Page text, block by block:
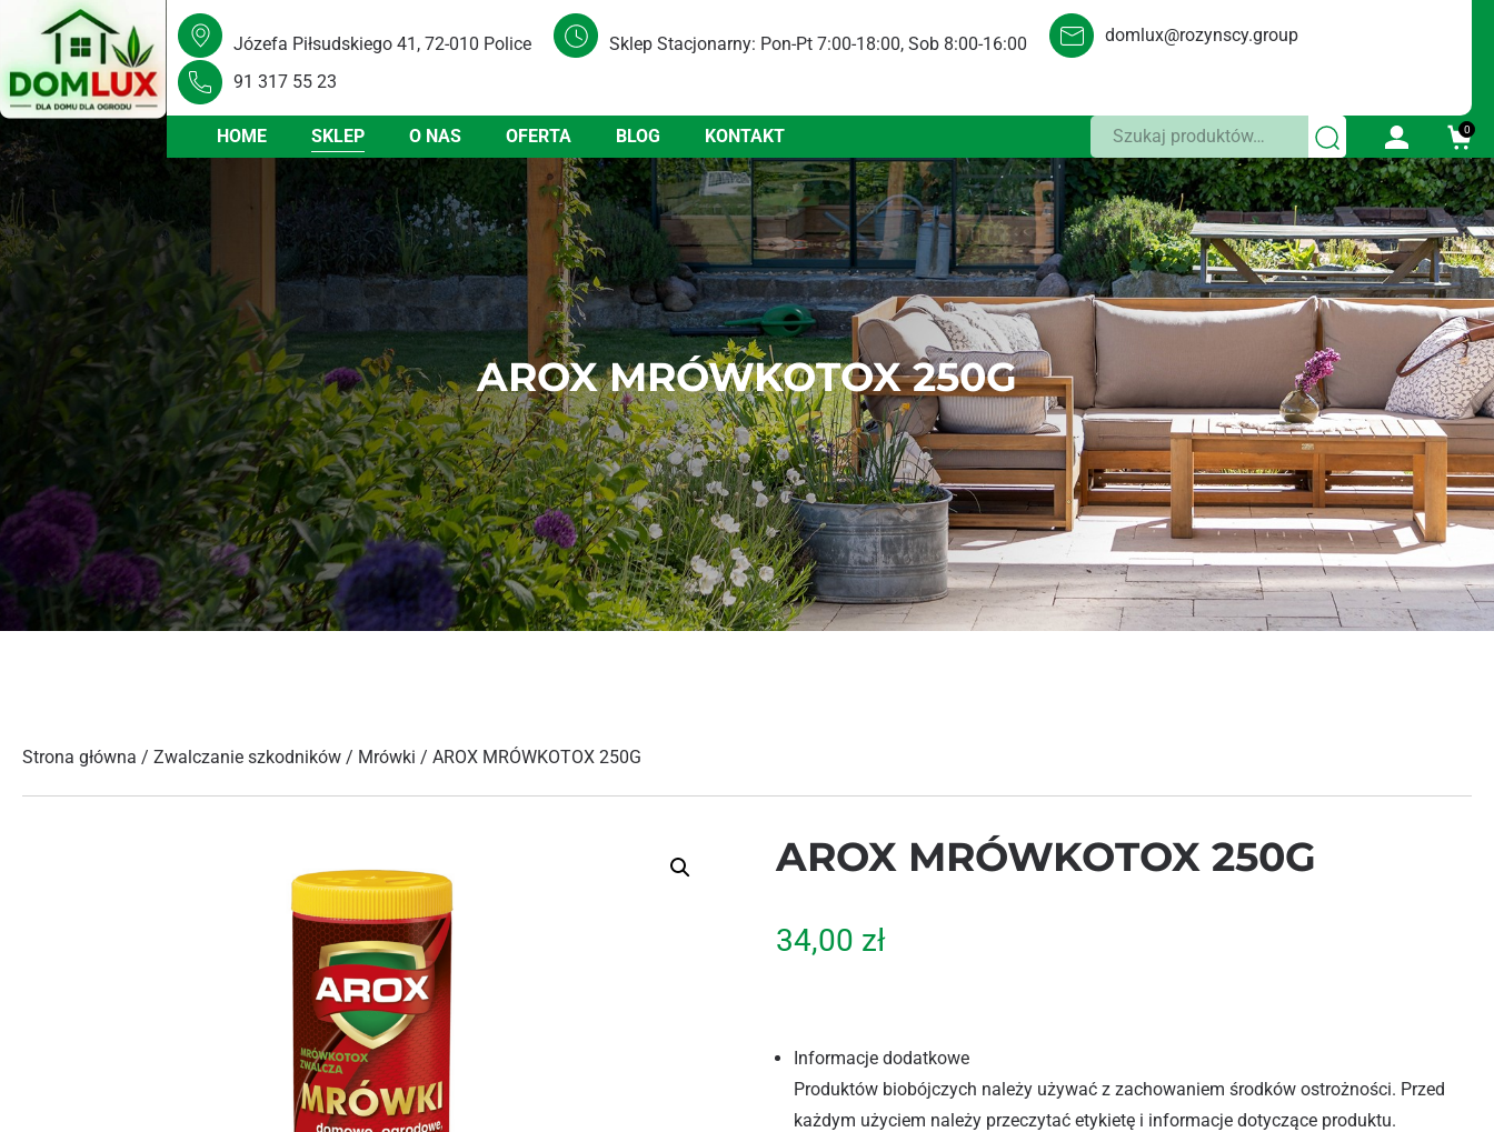
Józefa Piłsudskiego 41, 72-010 Police Sklep Stacjonarny: Pon-Pt 7:00-18:00, Sob 8:00-16:00 domlux@rozynscy.group
91 317 55 23
HOME SKLEP O NAS OFERTA BLOG KONTAKT Szukaj: 0
AROX MRÓWKOTOX 250G
Strona główna / Zwalczanie szkodników / Mrówki / AROX MRÓWKOTOX 250G
AROX MRÓWKOTOX 250G
34,00 zł
Informacje dodatkowe
Produktów biobójczych należy używać z zachowaniem środków ostrożności. Przed
każdym użyciem należy przeczytać etykietę i informacje dotyczące produktu.